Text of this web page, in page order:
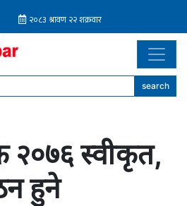
search
२०७६ स्वीकृत,
हुने